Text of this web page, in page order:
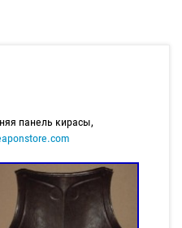
панель кирасы,